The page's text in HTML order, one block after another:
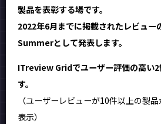
製品を表彰する場です。
2022年6月までに掲載されたレビュー
Summerとして発表します。
ITreview Gridでユーザー評価の高い2
す。
（ユーザーレビューが10件以上の製
表示）